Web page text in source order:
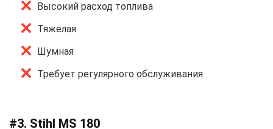
Высокий расход топлива
Тяжелая
Шумная
Требует регулярного обслуживания
#3. Stihl MS 180